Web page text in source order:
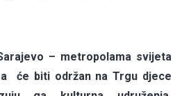
– metropolama svijeta
će biti održan na Trgu djece